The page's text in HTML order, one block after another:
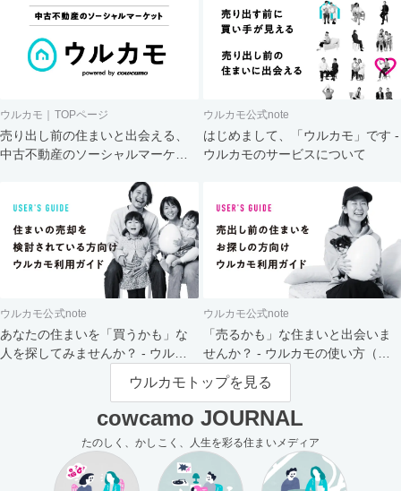
ウルカモ｜TOPページ
売り出し前の住まいと出会える、
中古不動産のソーシャルマーケッ
ウルカモ公式note
はじめまして、「ウルカモ」です -
ウルカモのサービスについて
ウルカモ公式note
あなたの住まいを「買うかも」な
人を探してみませんか？ - ウルカ
ウルカモ公式note
「売るかも」な住まいと出会いま
せんか？ - ウルカモの使い方（買
主さま向け）
ウルカモトップを見る
cowcamo JOURNAL
たのしく、かしこく、人生を彩る住まいメディア